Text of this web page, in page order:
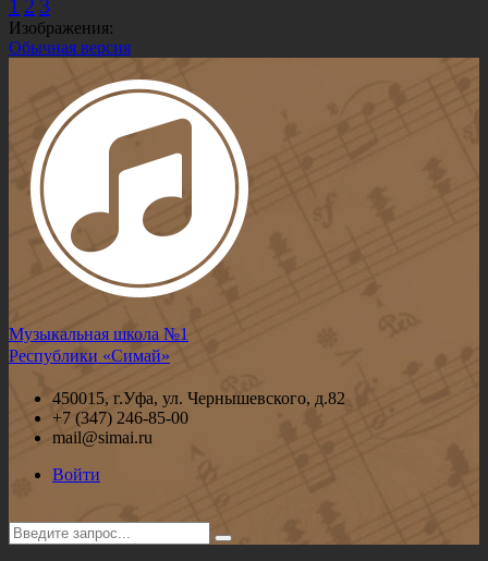
1 2 3
Изображения:
Обычная версия
Музыкальная школа №1
Республики «Симай»
450015, г.Уфа, ул. Чернышевского, д.82
+7 (347) 246-85-00
mail@simai.ru
Войти